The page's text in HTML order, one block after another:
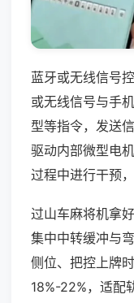
蓝牙或无线信号
或无线信号与手
型等指令，发送
驱动内部微型电
过程中进行干预
过山车麻将机拿
集中中转缓冲与
侧位、把控上牌
18%-22%，适配